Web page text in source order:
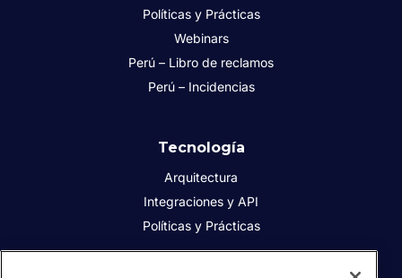
Políticas y Prácticas
Webinars
Perú – Libro de reclamos
Perú – Incidencias
Tecnología
Arquitectura
Integraciones y API
Políticas y Prácticas